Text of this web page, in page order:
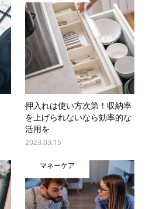
押入れは使い方次第！収納率
を上げられないなら効率的な
活用を
2023.03.15
マネーケア